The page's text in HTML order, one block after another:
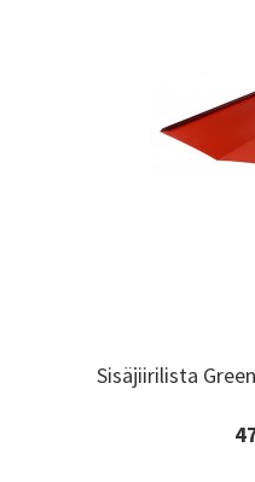
Sisäjiirilista
Sisäjiirilista